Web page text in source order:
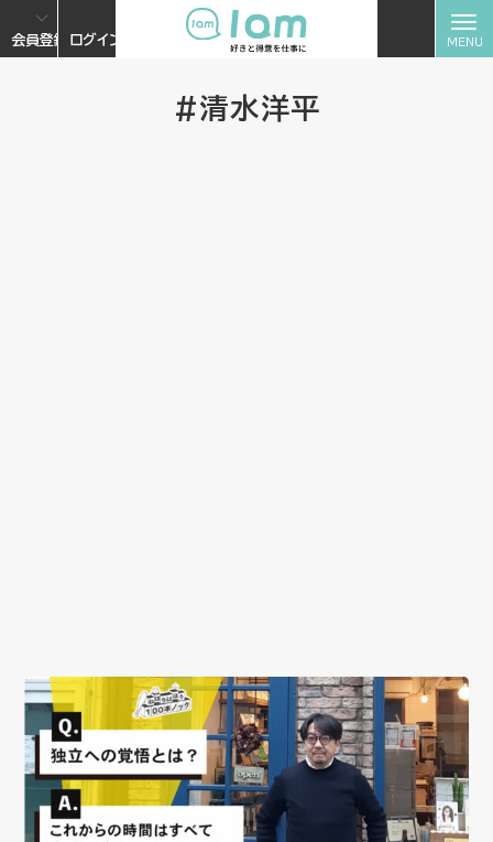
会員登録 ログイン
#清水洋平